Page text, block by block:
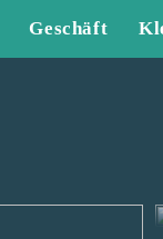
Geschäft